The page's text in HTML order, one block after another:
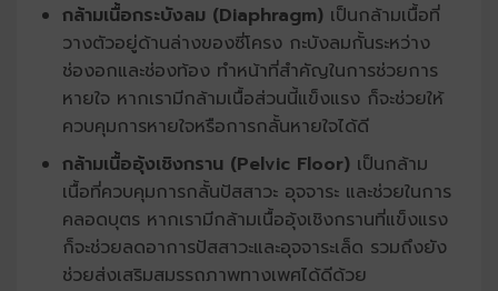
กล้ามเนื้อกระบังลม (Diaphragm) เป็นกล้ามเนื้อที่
วางตัวอยู่ด้านล่างของซี่โครง กะบังลมกั้นระหว่าง
ช่องอกและช่องท้อง ทำหน้าที่สำคัญในการช่วยการ
หายใจ หากเรามีกล้ามเนื้อส่วนนี้แข็งแรง ก็จะช่วยให้
ควบคุมการหายใจหรือการกลั้นหายใจได้ดี
กล้ามเนื้ออุ้งเชิงกราน (Pelvic Floor) เป็นกล้าม
เนื้อที่ควบคุมการกลั้นปัสสาวะ อุจจาระ และช่วยในการ
คลอดบุตร หากเรามีกล้ามเนื้ออุ้งเชิงกรานที่แข็งแรง
ก็จะช่วยลดอาการปัสสาวะและอุจจาระเล็ด รวมถึงยัง
ช่วยส่งเสริมสมรรถภาพทางเพศได้ดีด้วย